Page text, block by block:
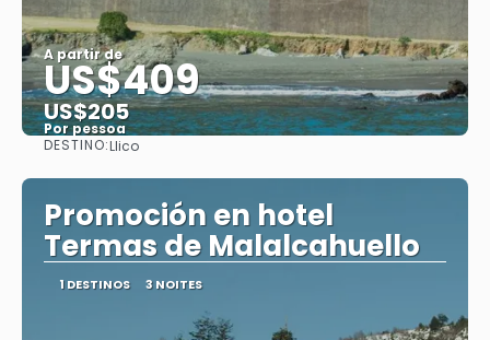
A partir de
US$409
US$205
Por pessoa
DESTINO:Llico
Promoción en hotel
Termas de Malalcahuello
1 DESTINOS 3 NOITES